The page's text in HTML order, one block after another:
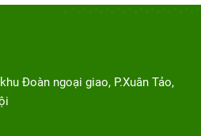
Đoàn ngoại giao, P.Xuân Tảo,